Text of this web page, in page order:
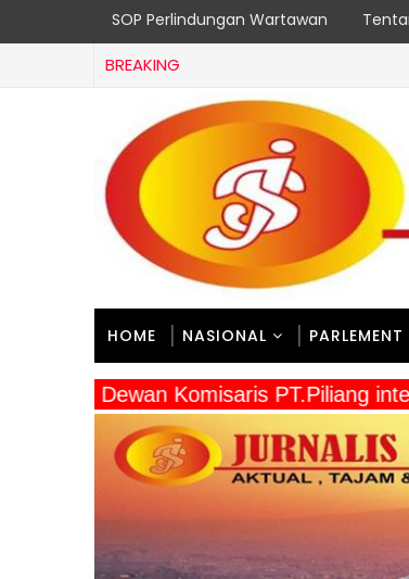
SOP Perlindungan Wartawan
BREAKING
HOME NASIONAL PARLEMENT
" Dewan Komisaris PT.Piliang